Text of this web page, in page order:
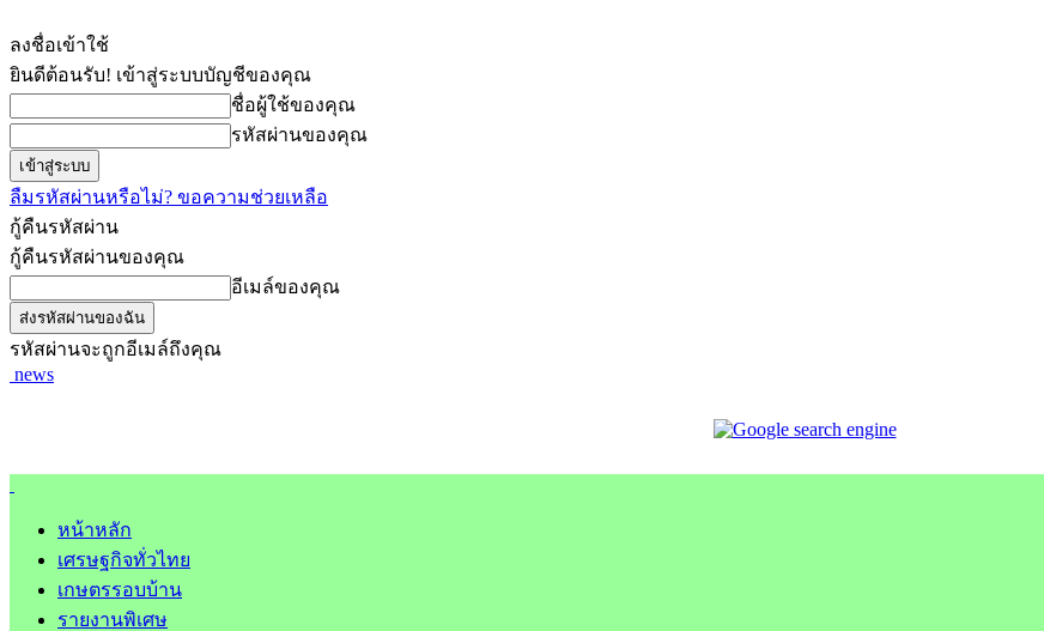
ลงชื่อเข้าใช้
ยินดีต้อนรับ! เข้าสู่ระบบบัญชีของคุณ
ชื่อผู้ใช้ของคุณ
รหัสผ่านของคุณ
ลืมรหัสผ่านหรือไม่? ขอความช่วยเหลือ
กู้คืนรหัสผ่าน
กู้คืนรหัสผ่านของคุณ
อีเมล์ของคุณ
รหัสผ่านจะถูกอีเมล์ถึงคุณ
news
หน้าหลัก
เศรษฐกิจทั่วไทย
เกษตรรอบบ้าน
รายงานพิเศษ